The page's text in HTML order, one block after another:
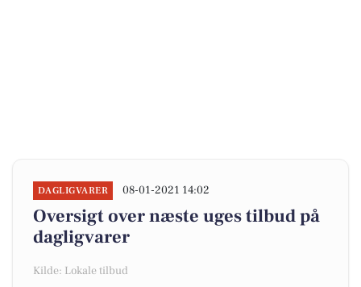
DAGLIGVARER 08-01-2021 14:02
Oversigt over næste uges tilbud på
dagligvarer
Kilde: Lokale tilbud